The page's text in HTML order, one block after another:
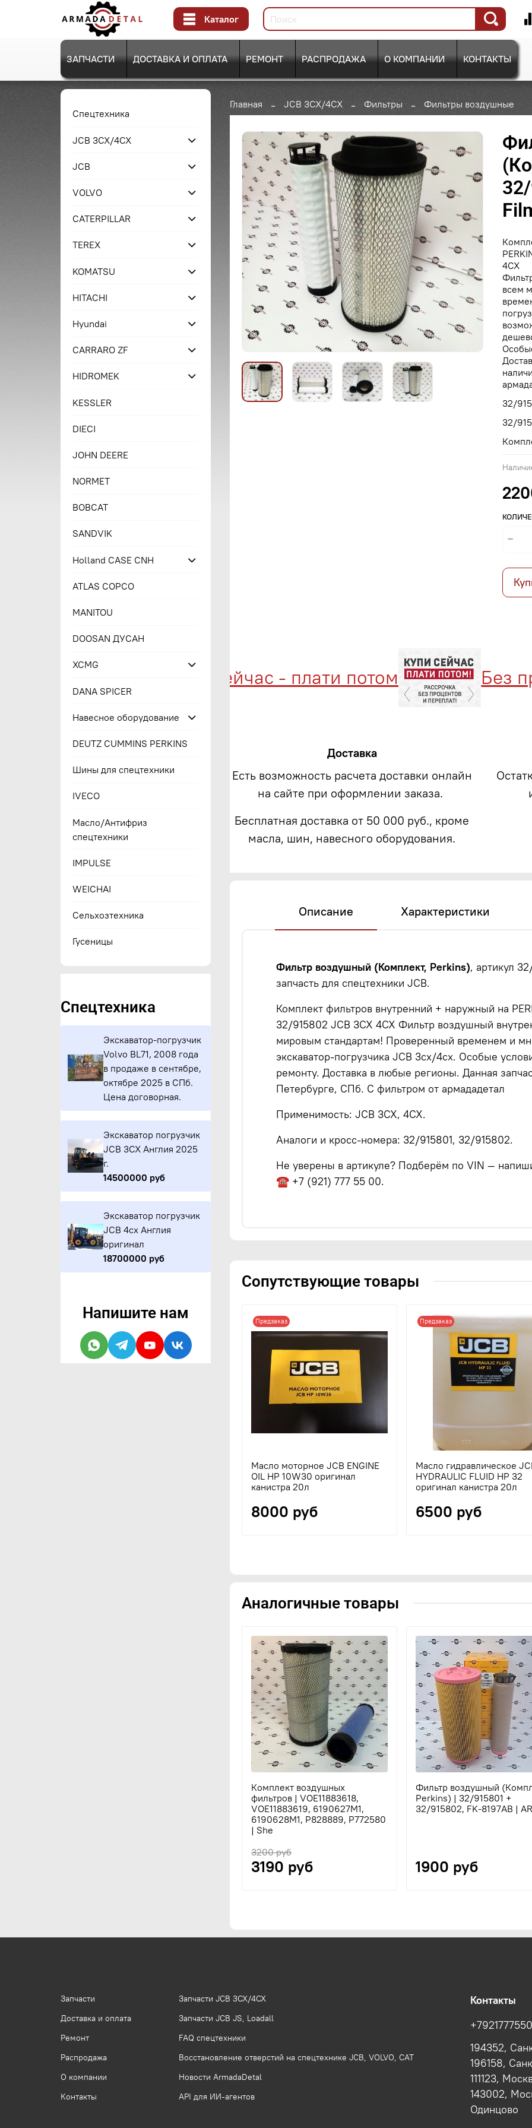
Каталог
ЗАПЧАСТИ ДОСТАВКА И ОПЛАТА РЕМОНТ РАСПРОДАЖА О КОМПАНИИ КОНТАКТЫ
Главная JCB 3CX/4CX Фильтры Фильтры воздушные
4CX
всем
32/
32/
Купи сейчас - плати потом Без
Доставка
Есть возможность расчета доставки онлайн
на сайте при оформлении заказа.
Бесплатная доставка от 50 000 руб., кроме
масла, шин, навесного оборудования.
Описание Характеристики
Фильтр воздушный (Комплект, Perkins), артикул
запчасть для спецтехники JCB.
Комплект фильтров внутренний + наружный на
32/915802 JCB 3CX 4CX Фильтр воздушный
мировым стандартам! Проверенный временем и
экскаватор-погрузчика JCB 3cx/4cx. Особые
ремонту. Доставка в любые регионы. Данная
Петербурге, СПб. С фильтром от армададетал
Применимость: JCB 3CX, 4CX.
Аналоги и кросс-номера: 32/915801, 32/915802.
Не уверены в артикуле? Подберём по VIN —
☎ +7 (921) 777 55 00.
Сопутствующие товары
Предзаказ
Масло моторное JCB ENGINE
OIL HP 10W30 оригинал
канистра 20л
8000 руб
Предзаказ
Масло гидравлическое
HYDRAULIC FLUID HP 32
оригинал канистра 20л
6500 руб
Аналогичные товары
Комплект воздушных
фильтров | VOE11883618,
VOE11883619, 6190627M1,
6190628M1, P828889, P772580
| She
3200 руб
3190 руб
Фильтр воздушный
Perkins) | 32/915801 +
32/915802, FK-8197AB |
1900 руб
Спецтехника
JCB 3CX/4CX
JCB
VOLVO
CATERPILLAR
TEREX
KOMATSU
HITACHI
Hyundai
CARRARO ZF
HIDROMEK
KESSLER
DIECI
JOHN DEERE
NORMET
BOBCAT
SANDVIK
Holland CASE CNH
ATLAS COPCO
MANITOU
DOOSAN ДУСАН
XCMG
DANA SPICER
Навесное оборудование
DEUTZ CUMMINS PERKINS
Шины для спецтехники
IVECO
Масло/Антифриз
спецтехники
IMPULSE
WEICHAI
Сельхозтехника
Гусеницы
Спецтехника
Экскаватор-погрузчик
Volvo BL71, 2008 года
в продаже в сентябре,
октябре 2025 в СПб.
Цена договорная.
Экскаватор погрузчик
JCB 3CX Англия 2025
г.
14500000 руб
Экскаватор погрузчик
JCB 4cx Англия
оригинал
18700000 руб
Напишите нам
Запчасти
Доставка и оплата
Ремонт
Распродажа
О компании
Контакты
Запчасти JCB 3CX/4CX
Запчасти JCB JS, Loadall
FAQ спецтехники
Восстановление отверстий на спецтехнике JCB, VOLVO, CAT
Новости ArmadaDetal
API для ИИ-агентов
Контакты
194352,
196158,
111123,
143002,
Одинцово